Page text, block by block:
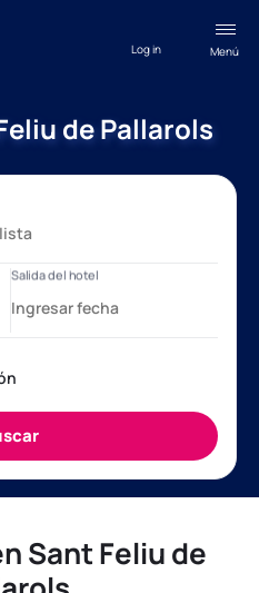
Menú
Log in
de Pallarols
Sant Feliu de